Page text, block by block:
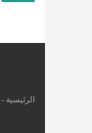
الرئيسية -